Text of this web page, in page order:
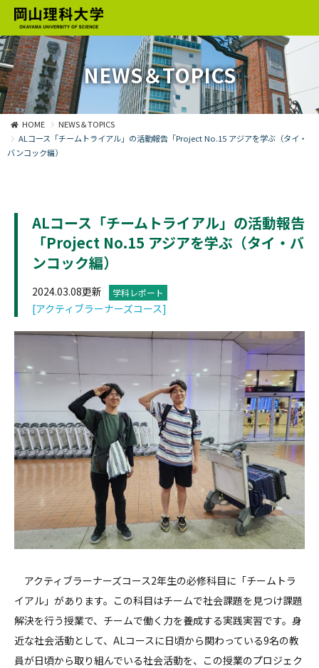
NEWS＆TOPICS
HOME
NEWS＆TOPICS
ALコース「チームトライアル」の活動報告「Project No.15 アジアを学ぶ（タイ・
バンコック編）
ALコース「チームトライアル」の活動報告
「Project No.15 アジアを学ぶ（タイ・バ
ンコック編）
2024.03.08更新 学科レポート
[アクティブラーナーズコース]
アクティブラーナーズコース2年生の必修科目に「チームトラ
イアル」があります。この科目はチームで社会課題を見つけ課題
解決を行う授業で、チームで働く力を養成する実践実習です。身
近な社会活動として、ALコースに日頃から関わっている9名の教
員が日頃から取り組んでいる社会活動を、この授業のプロジェク